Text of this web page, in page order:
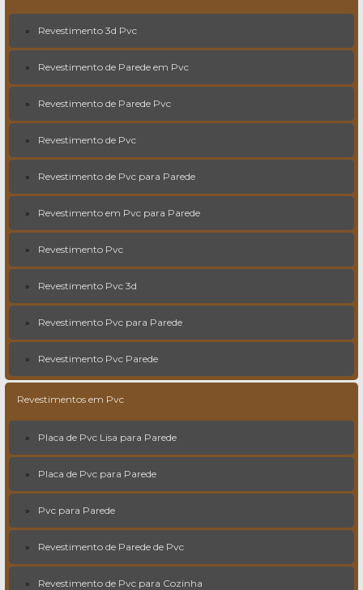
Revestimento 3d Pvc
Revestimento de Parede em Pvc
Revestimento de Parede Pvc
Revestimento de Pvc
Revestimento de Pvc para Parede
Revestimento em Pvc para Parede
Revestimento Pvc
Revestimento Pvc 3d
Revestimento Pvc para Parede
Revestimento Pvc Parede
Revestimentos em Pvc
Placa de Pvc Lisa para Parede
Placa de Pvc para Parede
Pvc para Parede
Revestimento de Parede de Pvc
Revestimento de Pvc para Cozinha